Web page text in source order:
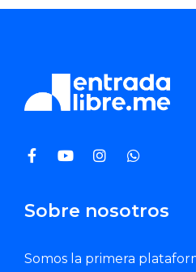
Sobre nosotros
Somos la primera